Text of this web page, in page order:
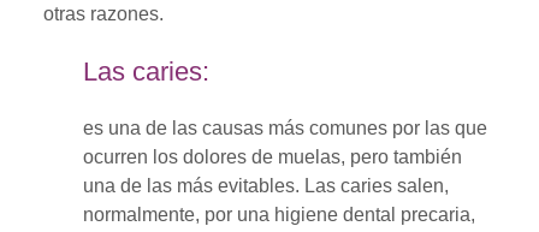
otras razones.
Las caries:
es una de las causas más comunes por las que
ocurren los dolores de muelas, pero también
una de las más evitables. Las caries salen,
normalmente, por una higiene dental precaria,